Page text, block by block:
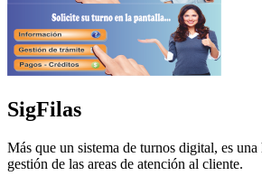
SigFilas
Más que un sistema de turnos digital, es una
gestión de las areas de atención al cliente.